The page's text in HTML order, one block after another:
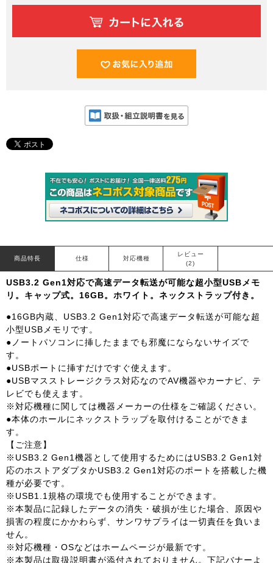
商品特長 仕様 対応機種
レビュー
(2)
USB3.2 Gen1対応で高速データ転送が可能な超小型USBメモ
リ。キャップ式。16GB。ホワイト。ネックストラップ付き。
●16GB内蔵、USB3.2 Gen1対応で高速データ転送が可能な超
小型USBメモリです。
●ノートパソコンに挿したままでも邪魔にならないサイズで
す。
●USBポートに挿すだけですぐ使えます。
●USBマスストレージクラス対応なのでAV機器やカーナビ、テ
レビでも使えます。
※対応機種に関しては機器メーカーの仕様をご確認ください。
●本体のホールにネックストラップを取付けることができま
す。
【ご注意】
※USB3.2 Gen1機器として使用するためにはUSB3.2 Gen1対
応のホストアダプタかUSB3.2 Gen1対応のポートを搭載した機
種が必要です。
※USB1.1規格の環境でも使用することができます。
※本製品に記録したデータの消失・破損が生じた場合、原因や
損害の程度にかかわらず、サンワサプライは一切責任を負いま
せん。
※対応機種・OSなどはホームページが最新です。
※本製品は取扱説明書が添付されておりません。下記バナーよ